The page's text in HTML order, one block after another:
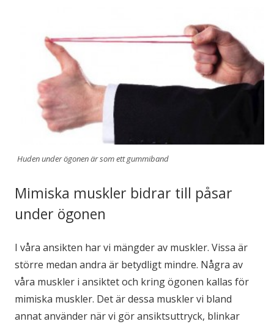
Huden under ögonen är som ett gummiband
Mimiska muskler bidrar till påsar
under ögonen
I våra ansikten har vi mängder av muskler. Vissa är
större medan andra är betydligt mindre. Några av
våra muskler i ansiktet och kring ögonen kallas för
mimiska muskler. Det är dessa muskler vi bland
annat använder när vi gör ansiktsuttryck, blinkar